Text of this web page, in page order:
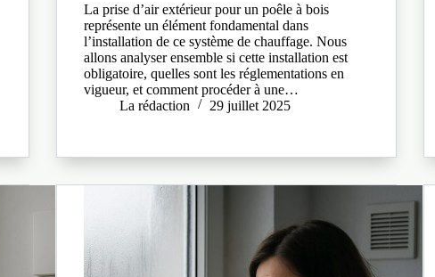
La prise d’air extérieur pour un poêle à bois
représente un élément fondamental dans
l’installation de ce système de chauffage. Nous
allons analyser ensemble si cette installation est
obligatoire, quelles sont les réglementations en
vigueur, et comment procéder à une…
La rédaction
29 juillet 2025